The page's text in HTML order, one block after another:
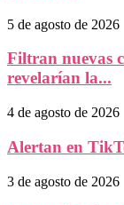
5 de agosto de 2026
Filtran nuevas
revelarían la...
4 de agosto de 2026
Alertan en
3 de agosto de 2026